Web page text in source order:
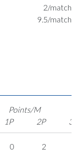
2/match
9.5/match
Points/M
1P 2P 3P
0 2